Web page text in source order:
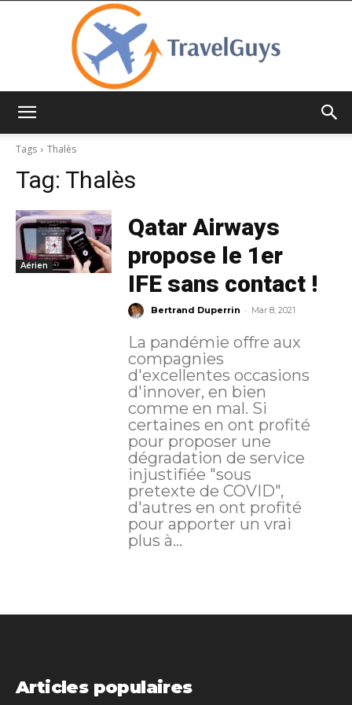
Tags
Thalès
Tag: Thalès
Aérien
Qatar Airways
propose le 1er
IFE sans contact !
Bertrand Duperrin - Mar 8, 2021
La pandémie offre aux
compagnies
d'excellentes occasions
d'innover, en bien
comme en mal. Si
certaines en ont profité
pour proposer une
dégradation de service
injustifiée "sous
pretexte de COVID",
d'autres en ont profité
pour apporter un vrai
plus à...
Articles populaires